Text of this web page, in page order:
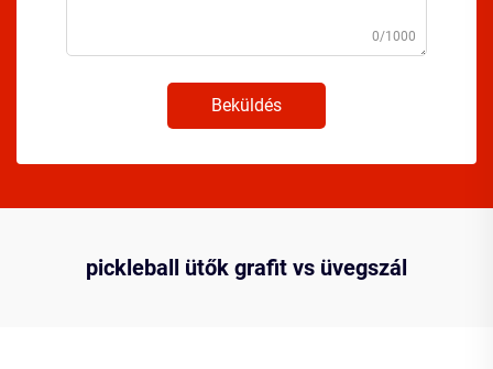
0/1000
Beküldés
pickleball ütők grafit vs üvegszál